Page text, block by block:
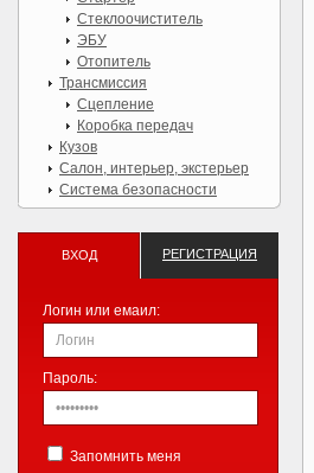
Стеклоочиститель
ЭБУ
Отопитель
Трансмиссия
Сцепление
Коробка передач
Кузов
Салон, интерьер, экстерьер
Система безопасности
ВХОД РЕГИСТРАЦИЯ
Логин или емаил:
Пароль:
Запомнить меня